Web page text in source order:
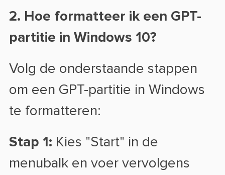
2. Hoe formatteer ik een GPT-
partitie in Windows 10?
Volg de onderstaande stappen
om een GPT-partitie in Windows
te formatteren:
Stap 1: Kies "Start" in de
menubalk en voer vervolgens